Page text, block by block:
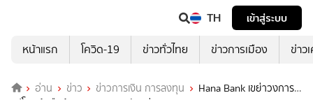
TH
เข้าสู่ระบบ
หน้าแรก
โควิด-19 ข่าวทั่วไทย ข่าวการเมือง ข่าว
อ่าน ข่าว ข่าวการเงิน การลงทุน
Hana Bank เขย่าวงการค
ริปโท! เข้าถือหุ้น Dunamu บริษัทแม่ของ Upbit